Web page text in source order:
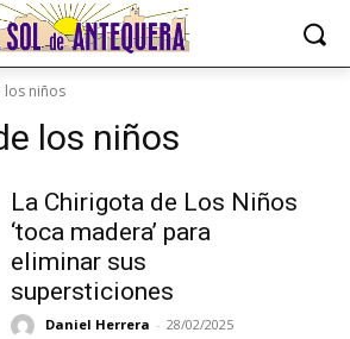
los niños
los niños
La Chirigota de Los Niños
‘toca madera’ para
eliminar sus
supersticiones
Daniel Herrera - 28/02/2025